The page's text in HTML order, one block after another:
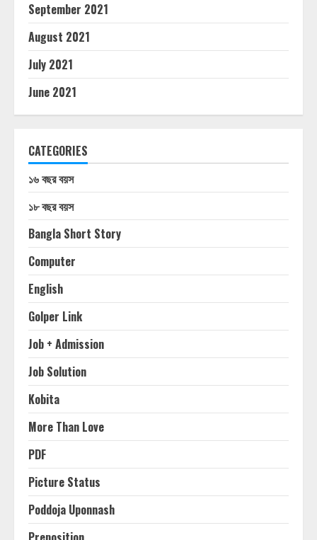
September 2021
August 2021
July 2021
June 2021
CATEGORIES
১৬ বছর বয়স
১৮ বছর বয়স
Bangla Short Story
Computer
English
Golper Link
Job + Admission
Job Solution
Kobita
More Than Love
PDF
Picture Status
Poddoja Uponnash